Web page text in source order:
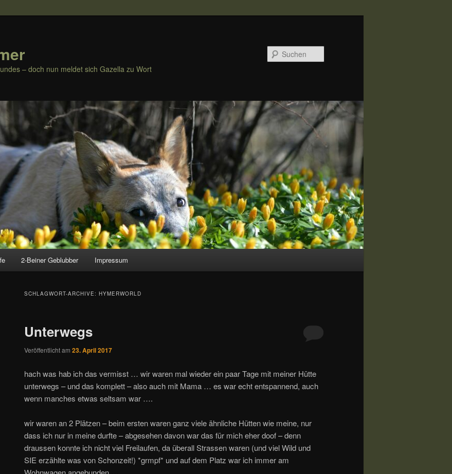
– doch nun meldet sich Gazella zu Wort
2-Beiner Geblubber Impressum
SCHLAGWORT-ARCHIVE: HYMERWORLD
Unterwegs
Veröffentlicht am 23. April 2017
hach was hab ich das vermisst … wir waren mal wieder ein paar Tage mit meiner Hütte
unterwegs – und das komplett – also auch mit Mama … es war echt entspannend, auch
wenn manches etwas seltsam war ….
wir waren an 2 Plätzen – beim ersten waren ganz viele ähnliche Hütten wie meine, nur
dass ich nur in meine durfte – abgesehen davon war das für mich eher doof – denn
draussen konnte ich nicht viel Freilaufen, da überall Strassen waren (und viel Wild und
SIE erzählte was von Schonzeit!) *grmpf* und auf dem Platz war ich immer am